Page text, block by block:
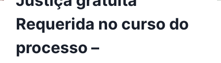
Requerida no curso do
processo –